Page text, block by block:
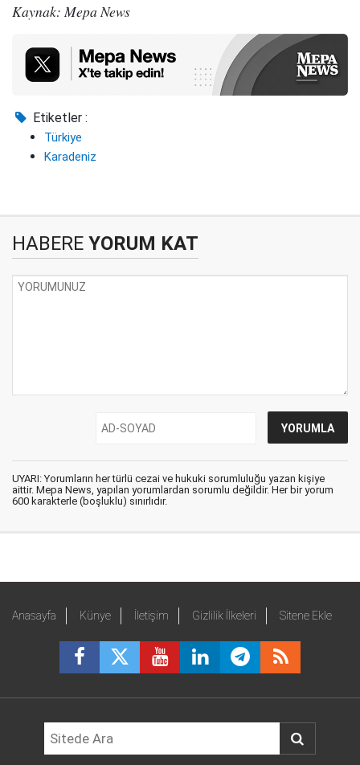
Kaynak: Mepa News
Etiketler :
Türkiye
Karadeniz
HABERE YORUM KAT
UYARI: Yorumların her türlü cezai ve hukuki sorumluluğu yazan kişiye
aittir. Mepa News, yapılan yorumlardan sorumlu değildir. Her bir yorum
600 karakterle (boşluklu) sınırlıdır.
Anasayfa Künye İletişim Gizlilik İlkeleri Sitene Ekle